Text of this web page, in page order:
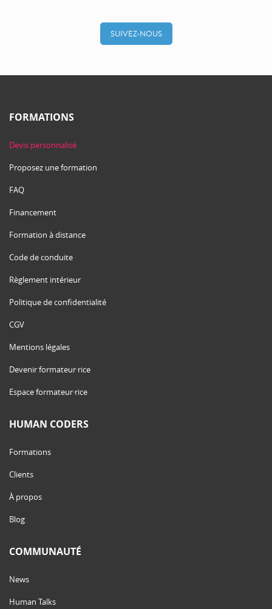
SUIVEZ-NOUS
FORMATIONS
Devis personnalisé
Proposez une formation
FAQ
Financement
Formation à distance
Code de conduite
Règlement intérieur
Politique de confidentialité
CGV
Mentions légales
Devenir formateur·rice
Espace formateur·rice
HUMAN CODERS
Formations
Clients
À propos
Blog
COMMUNAUTÉ
News
Human Talks